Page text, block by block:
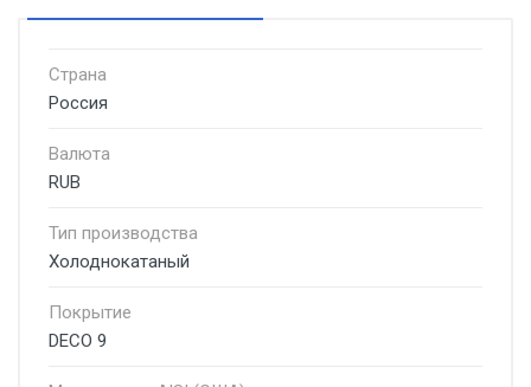
Страна
Россия
Валюта
RUB
Тип производства
Холоднокатаный
Покрытие
DECO 9